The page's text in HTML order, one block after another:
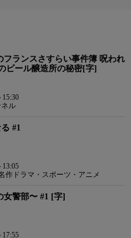
フランスさすらい事件簿 呪われ
ビール醸造所の秘密[字]
15:30
ネル
#1
13:05
作ドラマ・スポーツ・アニメ
女警部〜 #1 [字]
17:55